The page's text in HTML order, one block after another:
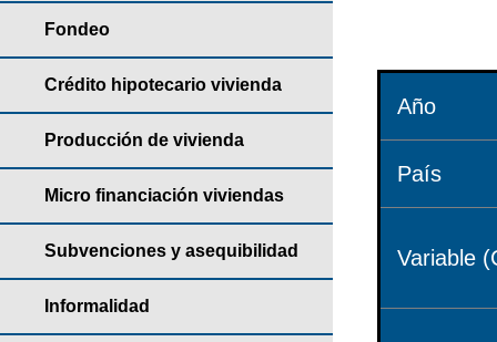
Fondeo
Crédito hipotecario vivienda
Producción de vivienda
Micro financiación viviendas
Subvenciones y asequibilidad
Informalidad
Año
País
Variable